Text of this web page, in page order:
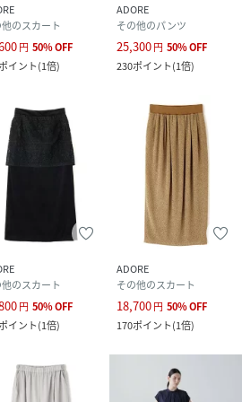
のスカート
円 50%OFF
イント(1倍)
ADORE
その他のパンツ
25,300円 50%OFF
230ポイント(1倍)
のスカート
円 50%OFF
イント(1倍)
ADORE
その他のスカート
18,700円 50%OFF
170ポイント(1倍)